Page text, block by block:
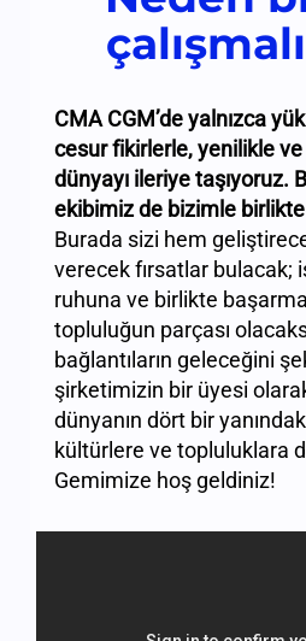
CMA CGM’de yalnızca
cesur fikirlerle, yenilikle
dünyayı ileriye taşıyoruz.
ekibimiz de bizimle
Burada sizi hem
verecek fırsatlar bulacak;
ruhuna ve birlikte
topluluğun parçası
bağlantıların geleceğini
şirketimizin bir üyesi olarak
dünyanın dört bir
kültürlere ve topluluklara
Gemimize hoş geldiniz!